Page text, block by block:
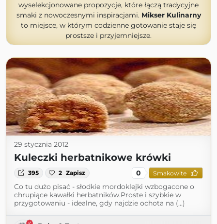
wyselekcjonowane propozycje, które łączą tradycyjne
smaki z nowoczesnymi inspiracjami. Mikser Kulinarny
to miejsce, w którym codzienne gotowanie staje się
prostsze i przyjemniejsze.
29 stycznia 2012
Kuleczki herbatnikowe krówki
395 2 Zapisz 0 Smakowite
Co tu dużo pisać - słodkie mordoklejki wzbogacone o
chrupiące kawałki herbatników.Proste i szybkie w
przygotowaniu - idealne, gdy najdzie ochota na (...)